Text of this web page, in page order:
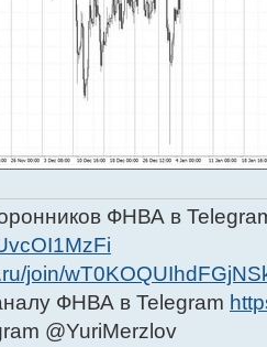
ФНВА в
join/
ФНВА в Telegram
@YuriMerzlov